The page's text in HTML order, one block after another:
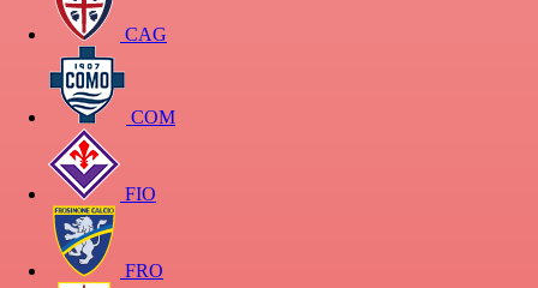
CAG
COM
FIO
FRO